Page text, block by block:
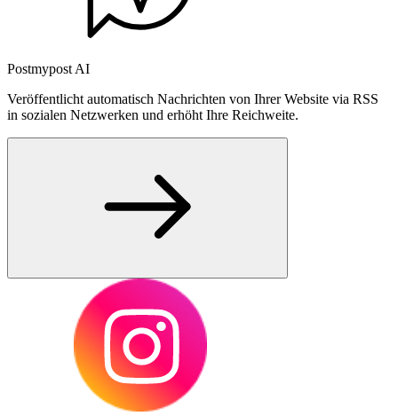
Postmypost AI
Veröffentlicht automatisch Nachrichten von Ihrer Website via RSS
in sozialen Netzwerken und erhöht Ihre Reichweite.